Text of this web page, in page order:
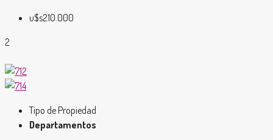
u$s210.000
2
Tipo de Propiedad
Departamentos